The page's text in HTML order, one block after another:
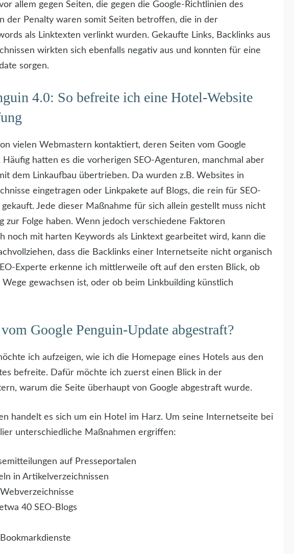
allem gegen Seiten, die gegen die Google-Richtlinien des
der Penalty waren somit Seiten betroffen, die in der
als Linktexten verlinkt wurden. Gekaufte Links, Backlinks aus
wirkten sich ebenfalls negativ aus und konnten für eine
sorgen.
4.0: So befreite ich eine Hotel-Website
vielen Webmastern kontaktiert, deren Seiten vom Google
hatten es die vorherigen SEO-Agenturen, manchmal aber
dem Linkaufbau übertrieben. Da wurden z.B. Websites in
eingetragen oder Linkpakete auf Blogs, die rein für SEO-
Jede dieser Maßnahme für sich allein gestellt muss nicht
zur Folge haben. Wenn jedoch verschiedene Faktoren
noch mit harten Keywords als Linktext gearbeitet wird, kann die
dass die Backlinks einer Internetseite nicht organisch
Experte erkenne ich mittlerweile oft auf den ersten Blick, ob
gewachsen ist, oder ob beim Linkbuilding künstlich
Google Penguin-Update abgestraft?
ich aufzeigen, wie ich die Homepage eines Hotels aus den
befreite. Dafür möchte ich zuerst einen Blick in der
warum die Seite überhaupt von Google abgestraft wurde.
handelt es sich um ein Hotel im Harz. Um seine Internetseite bei
unterschiedliche Maßnahmen ergriffen:
auf Presseportalen
in Artikelverzeichnissen
40 SEO-Blogs